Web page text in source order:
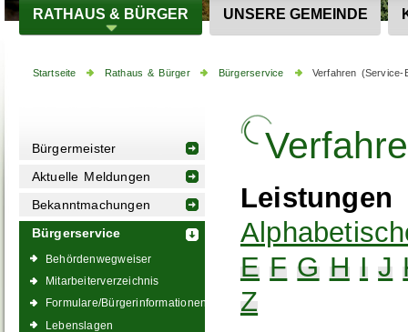
RATHAUS & BÜRGER UNSERE GEMEINDE
Startseite Rathaus & Bürger Bürgerservice Verfahren (Service-
Bürgermeister
Aktuelle Meldungen
Bekanntmachungen
Bürgerservice
Behördenwegweiser
Mitarbeiterverzeichnis
Formulare/Bürgerinformationen
Lebenslagen
Leistungen
E F G H I J
Z